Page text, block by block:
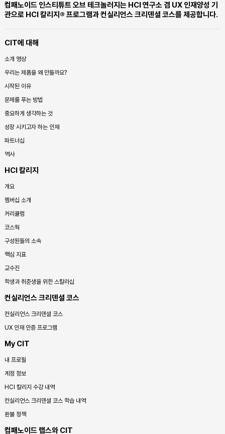
컴패노이드 인스티튜트 오브 테크놀러지는 HCI 연구소 겸 UX 인재양성 기
관으로 HCI 칼리지® 프로그램과 컨실리언스 크리덴셜 코스를 제공합니다.
CIT에 대해
소개 영상
우리는 제품을 왜 만들까요?
시작된 이유
문제를 푸는 방법
중요하게 생각하는 것
성장 시키고자 하는 인재
파트너십
역사
HCI 칼리지
개요
멤버십 소개
커리큘럼
코스웍
구성원들의 소속
핵심 지표
교수진
학생과 취준생을 위한 스칼라십
컨실리언스 크리덴셜 코스
컨실리언스 크리덴셜 코스
UX 인재 인증 프로그램
My CIT
내 프로필
계정 정보
HCI 칼리지 수강 내역
컨실리언스 크리덴셜 코스 학습 내역
환불 정책
컴패노이드 랩스와 CIT